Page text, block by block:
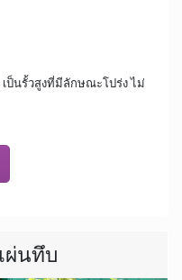
เป็นรั้วสูงที่มีลักษณะโปร่ง ไม่
ผ่นทึบ